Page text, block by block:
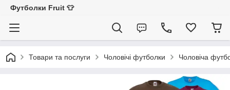
Футболки Fruit 👕
Товари та послуги Чоловічі футболки Чоловіча